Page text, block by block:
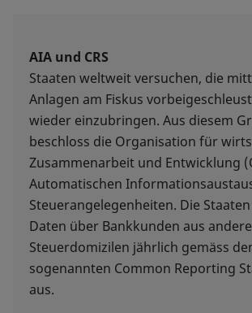
AIA und CRS
Staaten weltweit versuchen, die
Anlagen am Fiskus
wieder einzubringen. Aus diesem
beschloss die Organisation für
Zusammenarbeit und Entwicklung
Automatischen
Steuerangelegenheiten. Die
Daten über Bankkunden aus
Steuerdomizilen jährlich gemäss
sogenannten Common Reporting
aus.